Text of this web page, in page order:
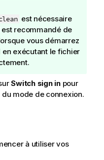
est nécessaire
est recommandé de
vous démarrez
en exécutant le fichier
Switch sign inpour
mode de connexion.
à utiliser vos